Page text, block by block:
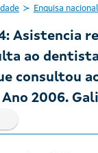
Enquisa
Asistencia
ao
consultou
2006.